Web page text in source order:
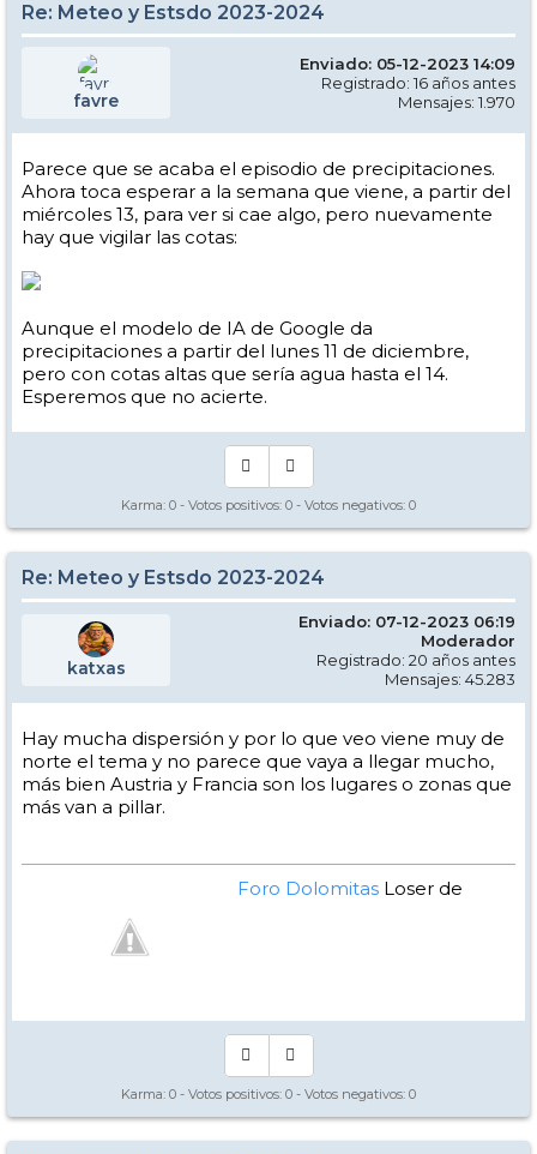
Re: Meteo y Estsdo 2023-2024
favre
Enviado: 05-12-2023 14:09
Registrado: 16 años antes
Mensajes: 1.970
Parece que se acaba el episodio de precipitaciones.
Ahora toca esperar a la semana que viene, a partir del
miércoles 13, para ver si cae algo, pero nuevamente
hay que vigilar las cotas:
Aunque el modelo de IA de Google da
precipitaciones a partir del lunes 11 de diciembre,
pero con cotas altas que sería agua hasta el 14.
Esperemos que no acierte.
Karma: 0 - Votos positivos: 0 - Votos negativos: 0
Re: Meteo y Estsdo 2023-2024
katxas
Enviado: 07-12-2023 06:19
Moderador
Registrado: 20 años antes
Mensajes: 45.283
Hay mucha dispersión y por lo que veo viene muy de
norte el tema y no parece que vaya a llegar mucho,
más bien Austria y Francia son los lugares o zonas que
más van a pillar.
Foro DolomitasLoser de
Karma: 0 - Votos positivos: 0 - Votos negativos: 0